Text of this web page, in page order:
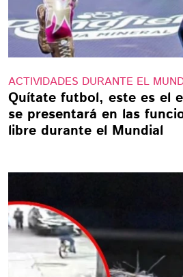
ACTIVIDADES DURANTE EL
Quítate futbol, este es el
se presentará en las
libre durante el Mundial